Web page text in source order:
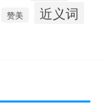
赞美 近义词